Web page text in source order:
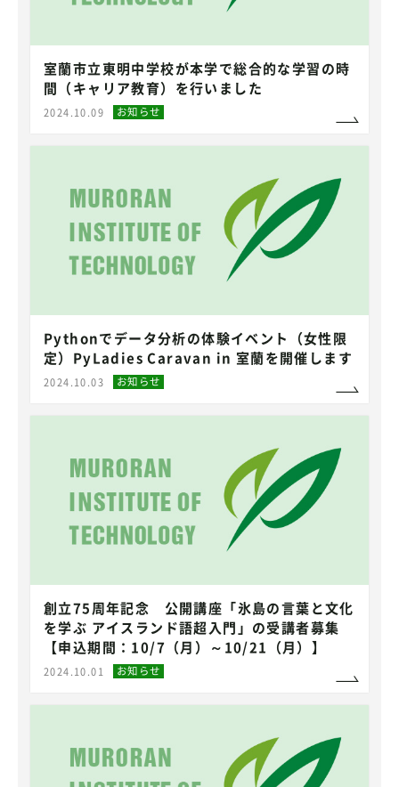
室蘭市立東明中学校が本学で総合的な学習の時
間（キャリア教育）を行いました
2024.10.09 お知らせ
Pythonでデータ分析の体験イベント（女性限
定）PyLadies Caravan in 室蘭を開催します
2024.10.03 お知らせ
創立75周年記念 公開講座「氷島の言葉と文化
を学ぶ アイスランド語超入門」の受講者募集
【申込期間：10/7（月）～10/21（月）】
2024.10.01 お知らせ